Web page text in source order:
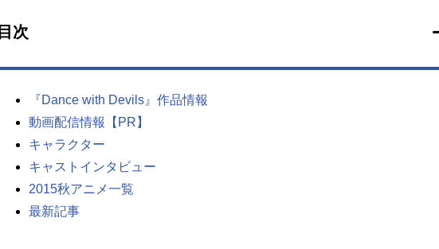
目次
『Dance with Devils』作品情報
動画配信情報【PR】
キャラクター
キャストインタビュー
2015秋アニメ一覧
最新記事